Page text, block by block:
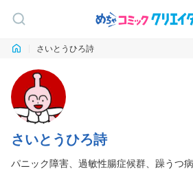
さいとうひろ詩
さいとうひろ詩
パニック障害、過敏性腸症候群、躁うつ